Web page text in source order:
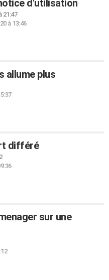
d'utilisation
21:47
à 13:46
allume plus
différé
sur une